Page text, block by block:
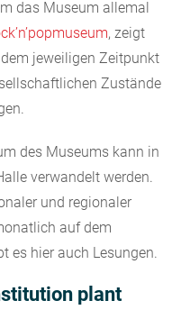
das Museum allemal
, zeigt
jeweiligen Zeitpunkt
Zustände
des Museums kann in
verwandelt werden.
und regionaler
auf dem
es hier auch Lesungen.
plant